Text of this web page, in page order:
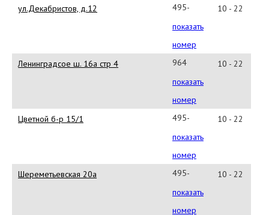
90
ул.Декабристов, д.12
495-
967
16
11
показать
номер
10 - 22
Ленинградсое ш. 16а стр 4
964
584
63
58
показать
номер
10 - 22
Цветной б-р 15/1
495-
580
98
45
показать
номер
10 - 22
Шереметьевская 20а
495-
792
3187
показать
номер
10 - 22